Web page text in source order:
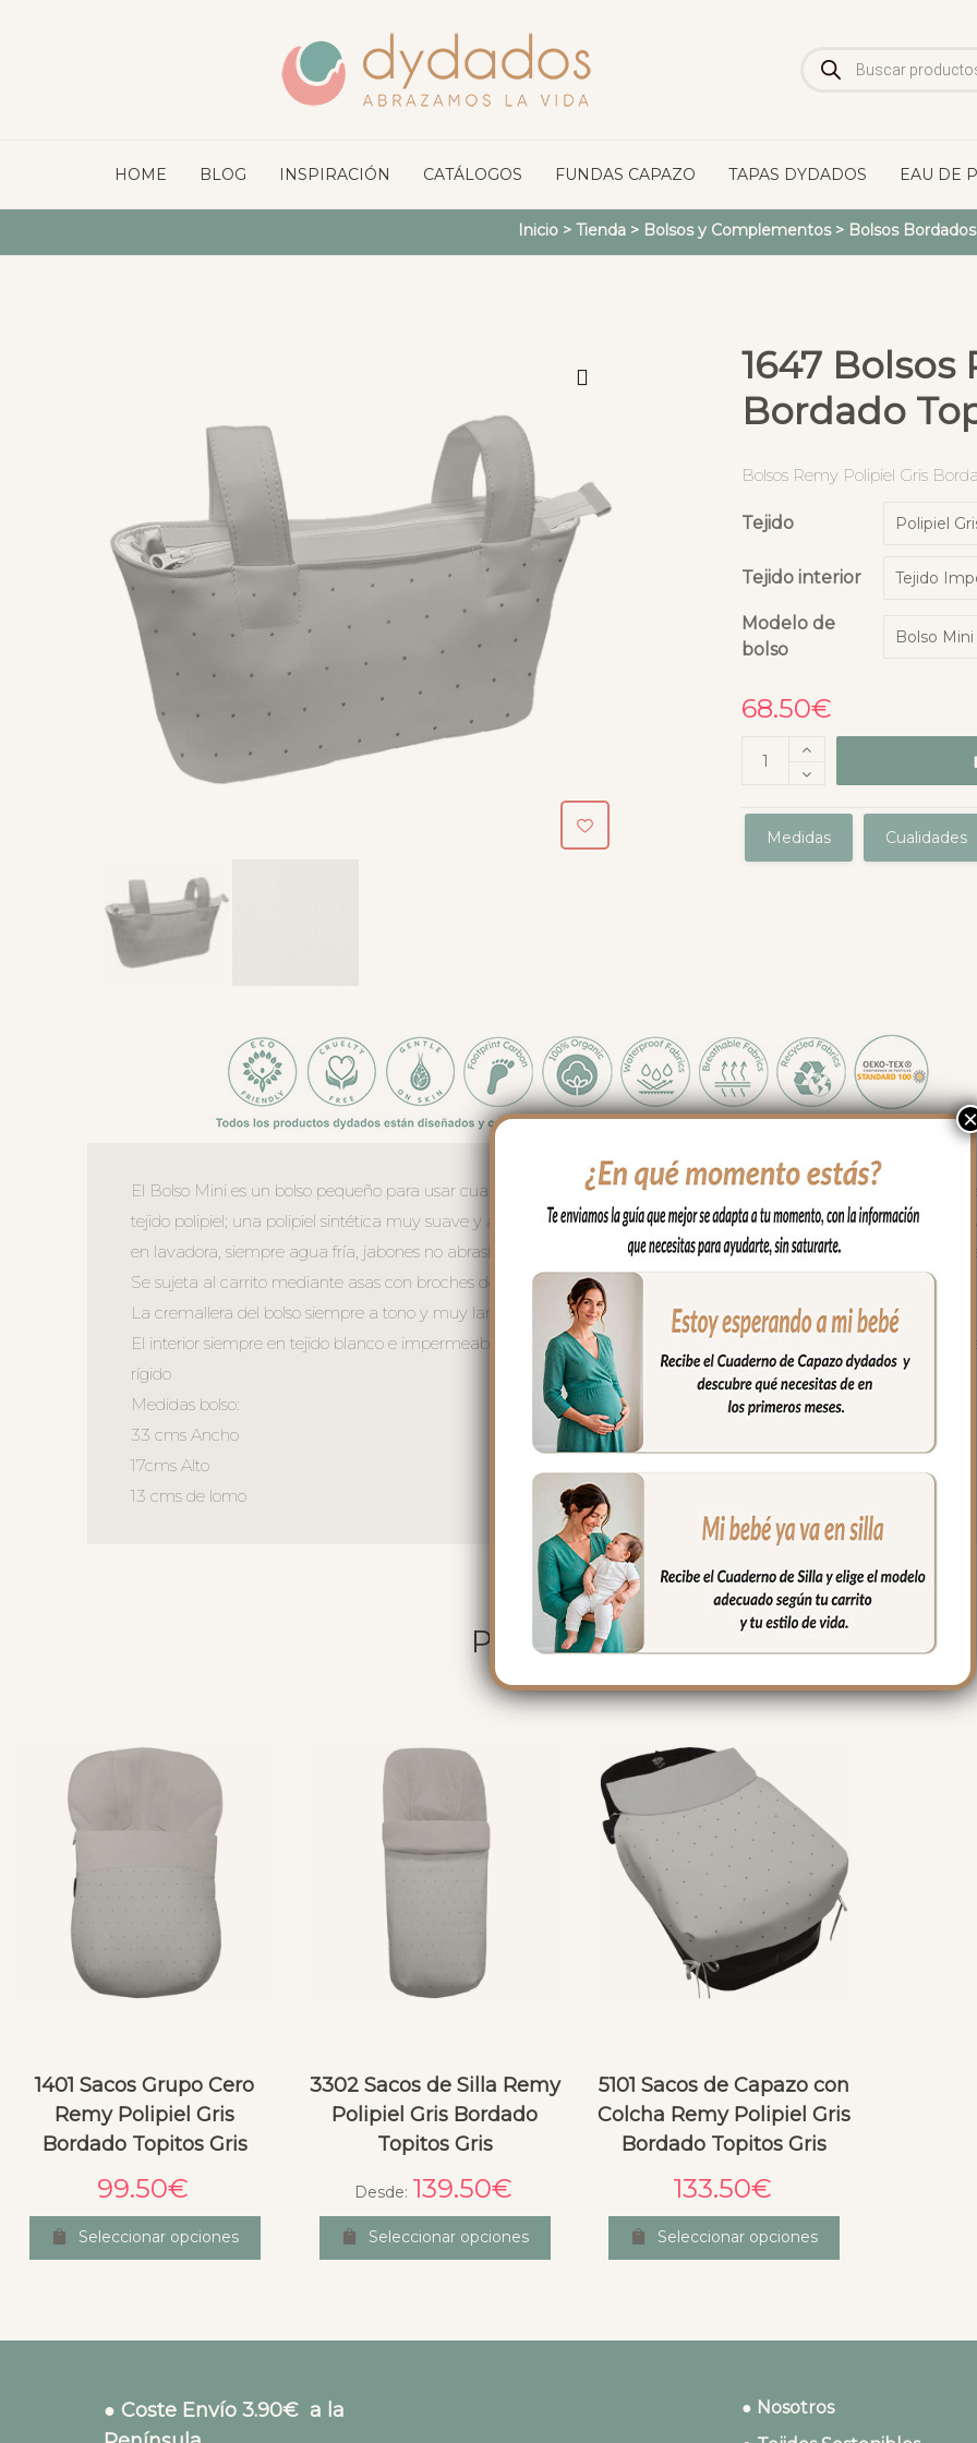
de
productos
HOME BLOG INSPIRACIÓN CATÁLOGOS FUNDAS CAPAZO TAPAS DYDADOS EAU DE
Inicio> Tienda> Bolsos y Complementos> Bolsos Bordados
1647 Bolsos
Bordado
Bolsos Remy Polipiel Gris
Tejido
Tejido interior
Modelo de
bolso
68.50€
Medidas Cualidades
El Bolso Mini es un bolso pequeño para usar cuando ya necesitamos llevar pocas cositas de nuestro bebé. Todo el
tejido polipiel; una polipiel sintética muy suave y agradable. Con bordados en todo el delantero del bolso. Puedes
en lavadora, siempre agua fría, jabones no abrasivos y secado al natural. Recuerda quitar el culete rígido antes de
Se sujeta al carrito mediante asas con broches de presión ocultos.
La cremallera del bolso siempre a tono y muy larga para tener un mejor acceso al interior del bolso.
El interior siempre en tejido blanco e impermeable con bolsillos en todos los laterales para poder llevar todo
rígido
Medidas bolso:
33 cms Ancho
17cms Alto
13 cms de lomo
PRODUCTOS RELACIONADOS
1401 Sacos Grupo Cero
Remy Polipiel Gris
Bordado Topitos Gris
99.50€
Seleccionar opciones
3302 Sacos de Silla Remy
Polipiel Gris Bordado
Topitos Gris
Desde: 139.50€
Seleccionar opciones
5101 Sacos de Capazo con
Colcha Remy Polipiel Gris
Bordado Topitos Gris
133.50€
Seleccionar opciones
● Coste Envío 3.90€ a la
● Nosotros
×